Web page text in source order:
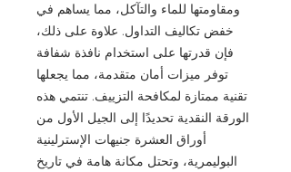
ومقاومتها للماء والتآكل، مما يساهم في
خفض تكاليف التداول. علاوة على ذلك،
فإن قدرتها على استخدام نافذة شفافة
توفر ميزات أمان متقدمة، مما يجعلها
تقنية ممتازة لمكافحة التزييف. تنتمي هذه
الورقة النقدية تحديدًا إلى الجيل الأول من
أوراق العشرة جنيهات الإسترلينية
البوليمرية، وتحتل مكانة هامة في تاريخ